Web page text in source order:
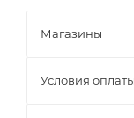
Магазины
Условия оплаты